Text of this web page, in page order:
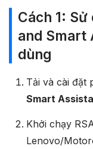
Cách 1:
and Smart
dùng
Tải và cài đặt
Smart
Khởi chạy
Lenovo/